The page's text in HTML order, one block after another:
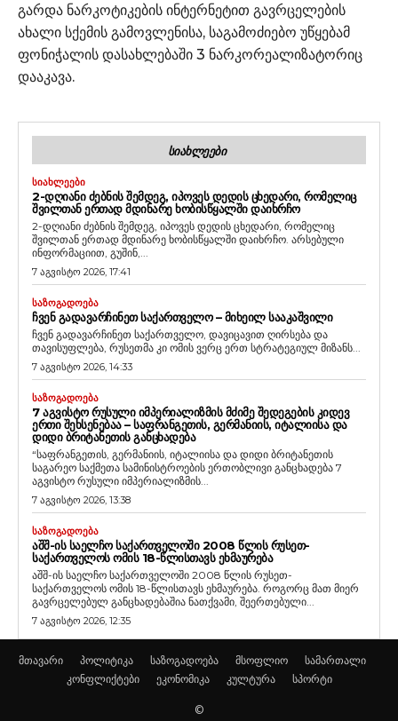
გარდა ნარკოტიკების ინტერნეტით გავრცელების
ახალი სქემის გამოვლენისა, საგამოძიებო უწყებამ
ფონიჭალის დასახლებაში 3 ნარკორეალიზატორიც
დააკავა.
ᲡᲘᲐᲮᲚᲔᲔᲑᲘ
ᲡᲘᲐᲮᲚᲔᲔᲑᲘ
2-ᲓᲦᲘᲐᲜᲘ ᲫᲔᲑᲜᲘᲡ ᲨᲔᲛᲓᲔᲒ, ᲘᲞᲝᲕᲔᲡ ᲓᲔᲓᲘᲡ ᲪᲮᲔᲓᲐᲠᲘ, ᲠᲝᲛᲔᲚᲘᲪ
ᲨᲕᲘᲚᲗᲐᲜ ᲔᲠᲗᲐᲓ ᲛᲓᲘᲜᲐᲠᲔ ᲮᲝᲑᲘᲡᲬᲧᲐᲚᲨᲘ ᲓᲐᲘᲮᲠᲩᲝ
2-დღიანი ძებნის შემდეგ, იპოვეს დედის ცხედარი, რომელიც
შვილთან ერთად მდინარე ხობისწყალში დაიხრჩო. არსებული
ინფორმაციით, გუშინ,...
7 აგვისტო 2026, 17:41
ᲡᲐᲖᲝᲒᲐᲓᲝᲔᲑᲐ
ᲩᲕᲔᲜ ᲒᲐᲓᲐᲕᲐᲠᲩᲘᲜᲔᲗ ᲡᲐᲥᲐᲠᲗᲕᲔᲚᲝ – ᲛᲘᲮᲔᲘᲚ ᲡᲐᲐᲙᲐᲨᲕᲘᲚᲘ
ჩვენ გადავარჩინეთ საქართველო, დავიცავით ღირსება და
თავისუფლება, რუსეთმა კი ომის ვერც ერთ სტრატეგიულ მიზანს...
7 აგვისტო 2026, 14:33
ᲡᲐᲖᲝᲒᲐᲓᲝᲔᲑᲐ
7 ᲐᲒᲕᲘᲡᲢᲝ ᲠᲣᲡᲣᲚᲘ ᲘᲛᲞᲔᲠᲘᲐᲚᲘᲖᲛᲘᲡ ᲛᲫᲘᲛᲔ ᲨᲔᲓᲔᲒᲔᲑᲘᲡ ᲙᲘᲓᲔᲕ
ᲔᲠᲗᲘ ᲨᲔᲮᲡᲔᲜᲔᲑᲐᲐ – ᲡᲐᲤᲠᲐᲜᲒᲔᲗᲘᲡ, ᲒᲔᲠᲛᲐᲜᲘᲘᲡ, ᲘᲢᲐᲚᲘᲘᲡᲐ ᲓᲐ
ᲓᲘᲓᲘ ᲑᲠᲘᲢᲐᲜᲔᲗᲘᲡ ᲒᲐᲜᲪᲮᲐᲓᲔᲑᲐ
“საფრანგეთის, გერმანიის, იტალიისა და დიდი ბრიტანეთის
საგარეო საქმეთა სამინისტროების ერთობლივი განცხადება 7
აგვისტო რუსული იმპერიალიზმის...
7 აგვისტო 2026, 13:38
ᲡᲐᲖᲝᲒᲐᲓᲝᲔᲑᲐ
ᲐᲨᲨ-ᲘᲡ ᲡᲐᲔᲚᲩᲝ ᲡᲐᲥᲐᲠᲗᲕᲔᲚᲝᲨᲘ 2008 ᲬᲚᲘᲡ ᲠᲣᲡᲔᲗ-
ᲡᲐᲥᲐᲠᲗᲕᲔᲚᲝᲡ ᲝᲛᲘᲡ 18-ᲬᲚᲘᲡᲗᲐᲕᲡ ᲔᲮᲛᲐᲣᲠᲔᲑᲐ
აშშ-ის საელჩო საქართველოში 2008 წლის რუსეთ-
საქართველოს ომის 18-წლისთავს ეხმაურება. როგორც მათ მიერ
გავრცელებულ განცხადებაშია ნათქვამი, შეერთებული...
7 აგვისტო 2026, 12:35
მთავარი პოლიტიკა საზოგადოება მსოფლიო
სამართალი
კონფლიქტები
ეკონომიკა კულტურა სპორტი
©